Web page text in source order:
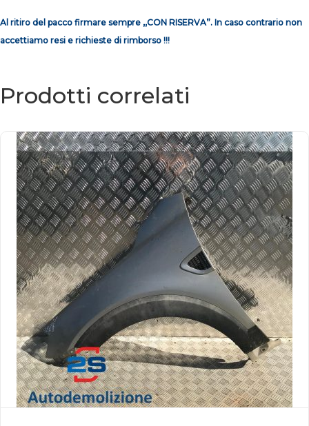
Al ritiro del pacco firmare sempre ,,CON RISERVA”. In caso contrario non
accettiamo resi e richieste di rimborso !!!
Prodotti correlati